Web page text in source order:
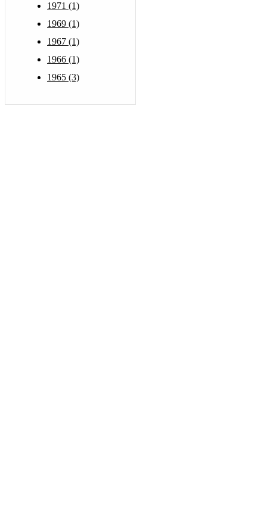
1971 (1)
1969 (1)
1967 (1)
1966 (1)
1965 (3)